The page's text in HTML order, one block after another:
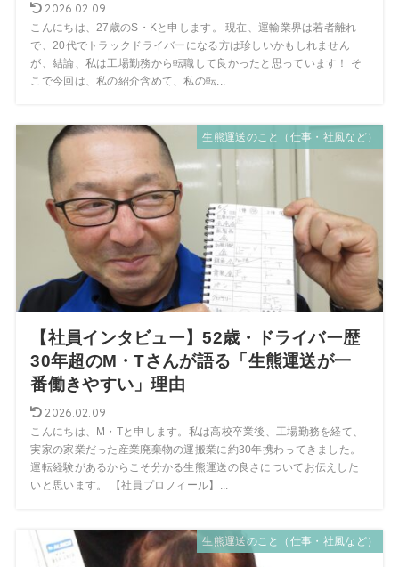
2026.02.09
こんにちは、27歳のS・Kと申します。 現在、運輸業界は若者離れ
で、20代でトラックドライバーになる方は珍しいかもしれません
が、結論、私は工場勤務から転職して良かったと思っています！ そ
こで今回は、私の紹介含めて、私の転...
生熊運送のこと（仕事・社風など）
【社員インタビュー】52歳・ドライバー歴
30年超のM・Tさんが語る「生熊運送が一
番働きやすい」理由
2026.02.09
こんにちは、M・Tと申します。私は高校卒業後、工場勤務を経て、
実家の家業だった産業廃棄物の運搬業に約30年携わってきました。
運転経験があるからこそ分かる生熊運送の良さについてお伝えした
いと思います。 【社員プロフィール】...
生熊運送のこと（仕事・社風など）